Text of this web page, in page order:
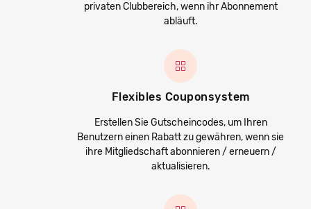
privaten Clubbereich, wenn ihr Abonnement
abläuft.
Flexibles Couponsystem
Erstellen Sie Gutscheincodes, um Ihren
Benutzern einen Rabatt zu gewähren, wenn sie
ihre Mitgliedschaft abonnieren / erneuern /
aktualisieren.